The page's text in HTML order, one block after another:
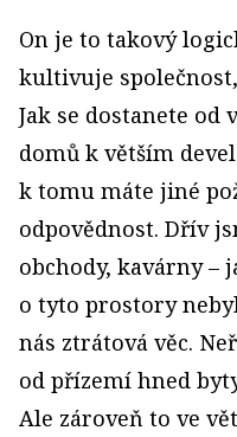
On je to takový
kultivuje
Jak se dostanete
domů k větším
k tomu máte jiné
odpovědnost. Dřív
obchody, kavárny –
o tyto prostory
nás ztrátová věc.
od přízemí hned
Ale zároveň to ve